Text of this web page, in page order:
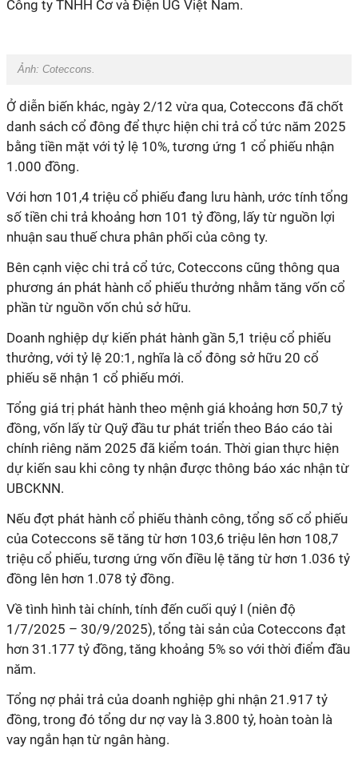
Công ty TNHH Cơ và Điện UG Việt Nam.
Ảnh: Coteccons.
Ở diễn biến khác, ngày 2/12 vừa qua, Coteccons đã chốt
danh sách cổ đông để thực hiện chi trả cổ tức năm 2025
bằng tiền mặt với tỷ lệ 10%, tương ứng 1 cổ phiếu nhận
1.000 đồng.
Với hơn 101,4 triệu cổ phiếu đang lưu hành, ước tính tổng
số tiền chi trả khoảng hơn 101 tỷ đồng, lấy từ nguồn lợi
nhuận sau thuế chưa phân phối của công ty.
Bên cạnh việc chi trả cổ tức, Coteccons cũng thông qua
phương án phát hành cổ phiếu thưởng nhằm tăng vốn cổ
phần từ nguồn vốn chủ sở hữu.
Doanh nghiệp dự kiến phát hành gần 5,1 triệu cổ phiếu
thưởng, với tỷ lệ 20:1, nghĩa là cổ đông sở hữu 20 cổ
phiếu sẽ nhận 1 cổ phiếu mới.
Tổng giá trị phát hành theo mệnh giá khoảng hơn 50,7 tỷ
đồng, vốn lấy từ Quỹ đầu tư phát triển theo Báo cáo tài
chính riêng năm 2025 đã kiểm toán. Thời gian thực hiện
dự kiến sau khi công ty nhận được thông báo xác nhận từ
UBCKNN.
Nếu đợt phát hành cổ phiếu thành công, tổng số cổ phiếu
của Coteccons sẽ tăng từ hơn 103,6 triệu lên hơn 108,7
triệu cổ phiếu, tương ứng vốn điều lệ tăng từ hơn 1.036 tỷ
đồng lên hơn 1.078 tỷ đồng.
Về tình hình tài chính, tính đến cuối quý I (niên độ
1/7/2025 – 30/9/2025), tổng tài sản của Coteccons đạt
hơn 31.177 tỷ đồng, tăng khoảng 5% so với thời điểm đầu
năm.
Tổng nợ phải trả của doanh nghiệp ghi nhận 21.917 tỷ
đồng, trong đó tổng dư nợ vay là 3.800 tỷ, hoàn toàn là
vay ngắn hạn từ ngân hàng.